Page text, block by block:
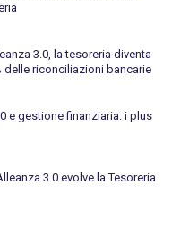
3.0, la tesoreria diventa
delle riconciliazioni bancarie
e gestione finanziaria: i plus
3.0 evolve la Tesoreria